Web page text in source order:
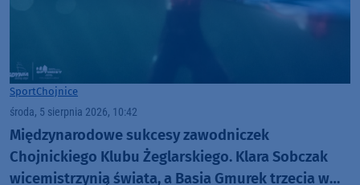
SportChojnice
środa, 5 sierpnia 2026, 10:42
Międzynarodowe sukcesy zawodniczek
Chojnickiego Klubu Żeglarskiego. Klara Sobczak
wicemistrzynią świata, a Basia Gmurek trzecia w